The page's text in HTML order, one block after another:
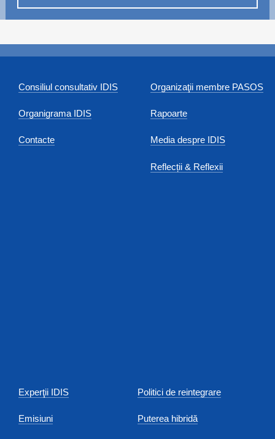
Consiliul consultativ IDIS
Organigrama IDIS
Contacte
Organizaţii membre PASOS
Rapoarte
Media despre IDIS
Reflecții & Reflexii
Experţii IDIS
Emisiuni
Politici de reintegrare
Puterea hibridă